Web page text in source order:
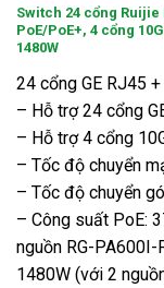
Switch 24 cổng Ruijie
PoE/PoE+, 4 cổng
1480W
24 cổng GE RJ45
– Hỗ trợ 24 cổng
– Hỗ trợ 4 cổng
– Tốc độ chuyển
– Tốc độ chuyển
– Công suất PoE:
nguồn RG-
1480W (với 2